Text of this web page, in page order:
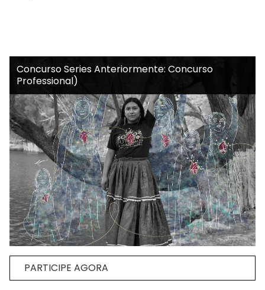
Concurso Series Anteriormente: Concurso
Professional)
PARTICIPE AGORA